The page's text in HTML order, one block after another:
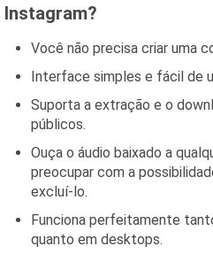
Instagram?
Você não precisa criar uma
Interface simples e fácil de
Suporta a extração e o
públicos.
Ouça o áudio baixado a
preocupar com a
excluí-lo.
Funciona perfeitamente
quanto em desktops.